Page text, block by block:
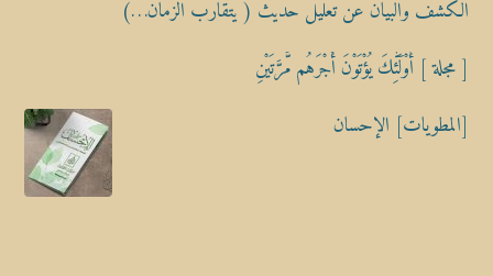
الكشف والبيان عن تعليل حديث ( يَتَقارَبُ الزمان…)
[ مجلة ] أُوْلَٰٓئِكَ يُؤْتَوْنَ أَجْرَهُم مَّرَّتَيْنِ
[المطويات] الإحسان